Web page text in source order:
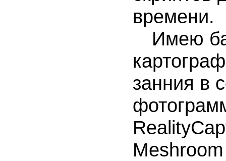
времени.
Имею
занния в
Meshroom